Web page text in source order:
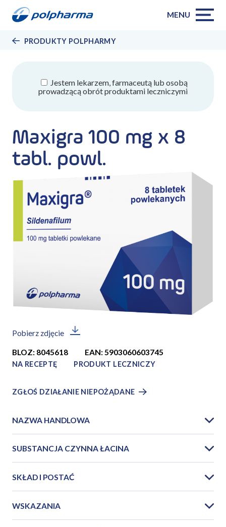
MENU
PRODUKTY POLPHARMY
Jestem lekarzem, farmaceutą lub osobą
prowadzącą obrót produktami leczniczymi
Maxigra 100 mg x 8
tabl. powl.
Pobierz zdjęcie
BLOZ: 8045618 EAN: 5903060603745
NA RECEPTĘ PRODUKT LECZNICZY
ZGŁOŚ DZIAŁANIE NIEPOŻĄDANE
NAZWA HANDLOWA
SUBSTANCJA CZYNNA ŁACINA
SKŁAD I POSTAĆ
WSKAZANIA